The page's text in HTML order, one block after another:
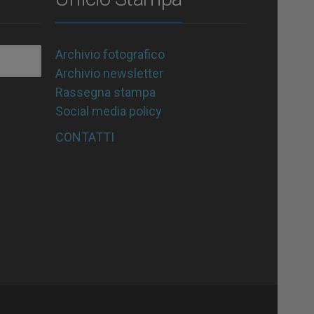
Archivio fotografico
Archivio newsletter
Rassegna stampa
Social media policy
CONTATTI